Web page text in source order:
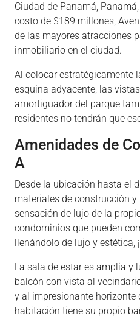
Ciudad de Panamá,
costo de $189 millones,
de las mayores atracciones
inmobiliario en el ciudad.
Al colocar estratégicamente
esquina adyacente, las
amortiguador del parque
residentes no tendrán que
Amenidades de
A
Desde la ubicación hasta el
materiales de construcción
sensación de lujo de la
condominios que pueden
llenándolo de lujo y estética,
La sala de estar es amplia y
balcón con vista al
y al impresionante horizonte
habitación tiene su propio